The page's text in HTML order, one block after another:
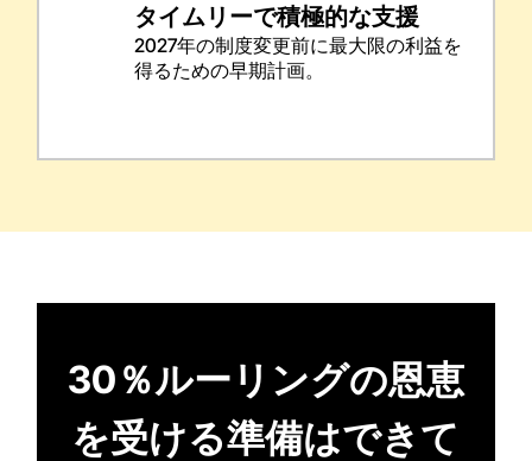
タイムリーで積極的な支援
2027年の制度変更前に最大限の利益を
得るための早期計画。
30％ルーリングの恩恵
を受ける準備はできて